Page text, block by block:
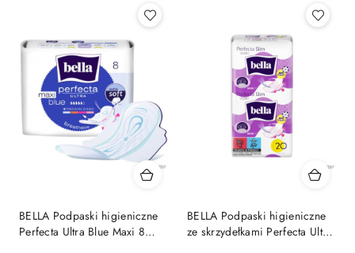
BELLA Podpaski higieniczne
Perfecta Ultra Blue Maxi 8
BELLA Podpaski higieniczne
ze skrzydełkami Perfecta Ultra